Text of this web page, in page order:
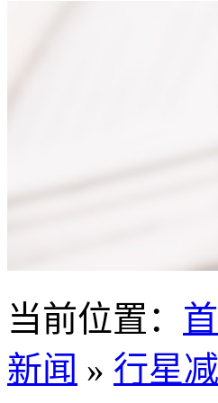
当前位置 ：
新闻 » 行星